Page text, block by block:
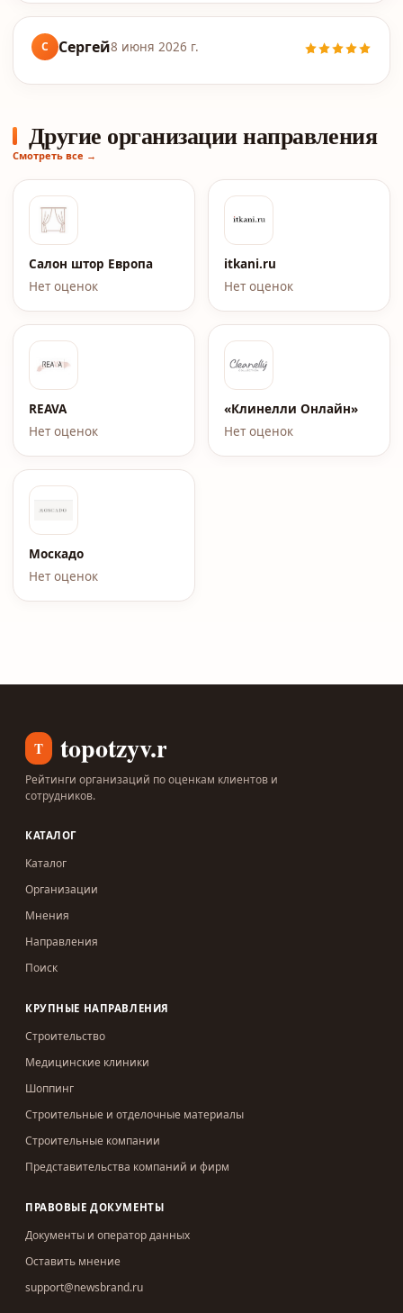
С Сергей8 июня 2026 г.
Другие организации направления
Смотреть все →
Салон штор Европа
Нет оценок
itkani.ru
Нет оценок
REAVA
Нет оценок
«Клинелли Онлайн»
Нет оценок
Москадо
Нет оценок
T topotzyv.ru
Рейтинги организаций по оценкам клиентов и
сотрудников.
КАТАЛОГ
Каталог
Организации
Мнения
Направления
Поиск
КРУПНЫЕ НАПРАВЛЕНИЯ
Строительство
Медицинские клиники
Шоппинг
Строительные и отделочные материалы
Строительные компании
Представительства компаний и фирм
ПРАВОВЫЕ ДОКУМЕНТЫ
Документы и оператор данных
Оставить мнение
support@newsbrand.ru